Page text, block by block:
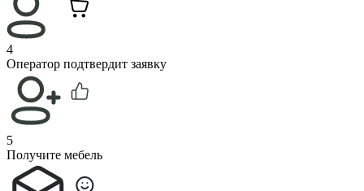
4
Оператор подтвердит заявку
5
Получите мебель